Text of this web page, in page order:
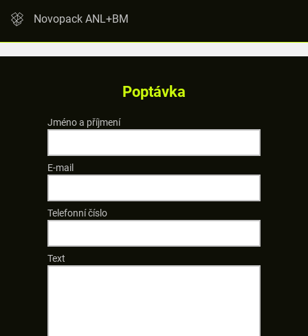
Novopack ANL+BM
Poptávka
Jméno a příjmení
E-mail
Telefonní číslo
Text